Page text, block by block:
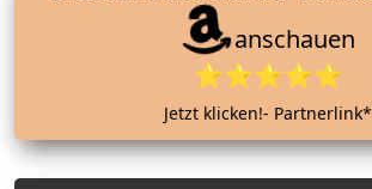
anschauen
⭐⭐⭐⭐⭐
Jetzt klicken!- Partnerlink*